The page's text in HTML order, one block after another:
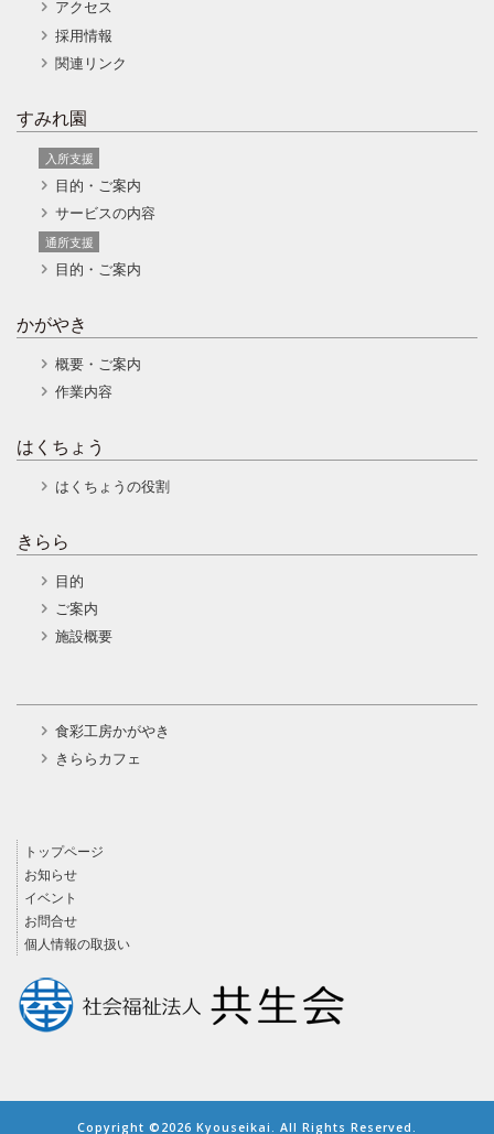
アクセス
採用情報
関連リンク
すみれ園
入所支援
目的・ご案内
サービスの内容
通所支援
目的・ご案内
かがやき
概要・ご案内
作業内容
はくちょう
はくちょうの役割
きらら
目的
ご案内
施設概要
食彩工房かがやき
きららカフェ
トップページ
お知らせ
イベント
お問合せ
個人情報の取扱い
Copyright ©2026 Kyouseikai. All Rights Reserved.